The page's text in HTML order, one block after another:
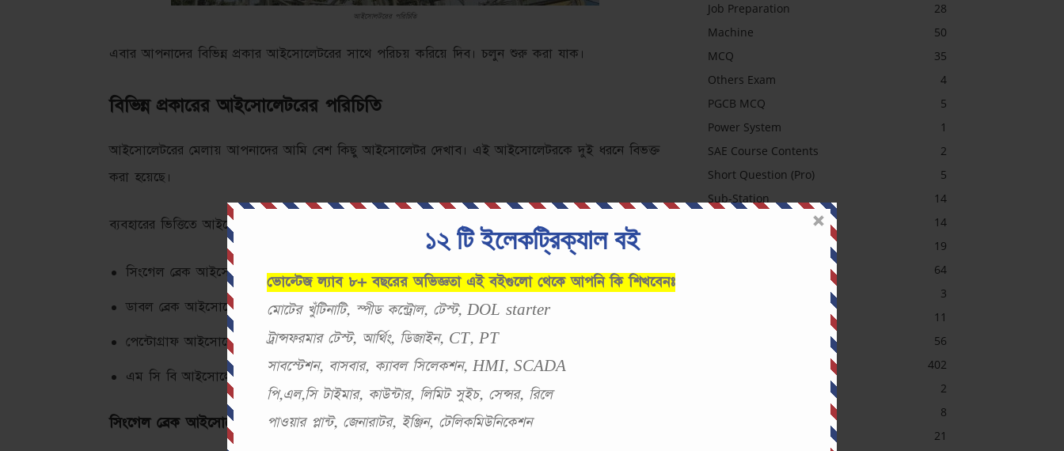
১২ টি ইলেকট্রিক্যাল বই
ভোল্টেজ ল্যাব ৮+ বছরের অভিজ্ঞতা এই বইগুলো থেকে আপনি কি শিখবেনঃ
মোটের খুঁটিনাটি, স্পীড কন্ট্রোল, টেস্ট, DOL starter
ট্রান্সফরমার টেস্ট, আর্থিং, ডিজাইন, CT, PT
সাবস্টেশন, বাসবার, ক্যাবল সিলেকশন, HMI, SCADA
পি,এল,সি টাইমার, কাউন্টার, লিমিট সুইচ, সেন্সর, রিলে
পাওয়ার প্লান্ট, জেনারাটর, ইঞ্জিন, টেলিকমিউনিকেশন
আইসোলটরের পরিচিতি
এবার আপনাদের বিভিন্ন প্রকার আইসোলেটরের সাথে পরিচয় করিয়ে দিব। চলুন শুরু করা যাক।
বিভিন্ন প্রকারের আইসোলেটরের পরিচিতি
আইসোলেটরের মেলায় আপনাদের আমি বেশ কিছু আইসোলেটর দেখাব। এই আইসোলেটরকে দুই ধরনে বিভক্ত
করা হয়েছে।
ব্যবহারের ভিত্তিতে আইসোলেটর চার প্রকারঃ
সিংগেল ব্রেক আইসোলেটর
ডাবল ব্রেক আইসোলেটর
পেন্টোগ্রাফ আইসোলেটর
এম সি বি আইসোলেটর
সিংগেল ব্রেক আইসোলেটরঃ
Job Preparation
28
Machine
50
MCQ
35
Others Exam
4
PGCB MCQ
5
Power System
1
SAE Course Contents
2
Short Question (Pro)
5
Sub-Station
14
14
19
64
3
11
56
402
2
8
21